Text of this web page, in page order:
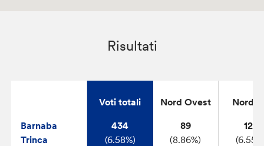
Risultati
Voti totali Nord Ovest
Nord
Barnaba
Trinca
434
(6.58%)
89
(8.86%)
123